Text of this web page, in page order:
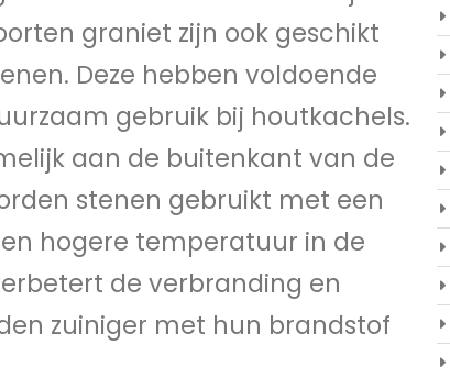
graniet zijn ook geschikt
Deze hebben voldoende
gebruik bij houtkachels.
aan de buitenkant van de
stenen gebruikt met een
hogere temperatuur in de
de verbranding en
zuiniger met hun brandstof